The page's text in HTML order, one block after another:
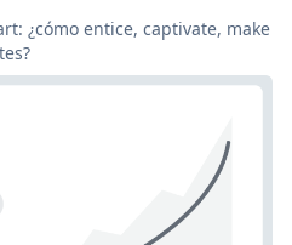
¿cómo entice, captivate, make